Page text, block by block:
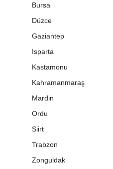
Bursa
Düzce
Gaziantep
Isparta
Kastamonu
Kahramanmaraş
Mardin
Ordu
Siirt
Trabzon
Zonguldak